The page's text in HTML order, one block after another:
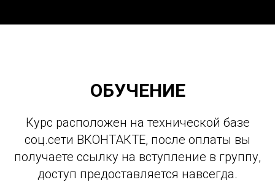
ОБУЧЕНИЕ
Курс расположен на технической базе
соц.сети ВКОНТАКТЕ, после оплаты вы
получаете ссылку на вступление в группу,
доступ предоставляется навсегда.